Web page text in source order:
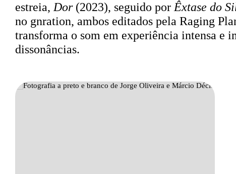
estreia, Dor(2023), seguido por Êxtase do
no gnration, ambos editados pela Raging
transforma o som em experiência intensa e
dissonâncias.